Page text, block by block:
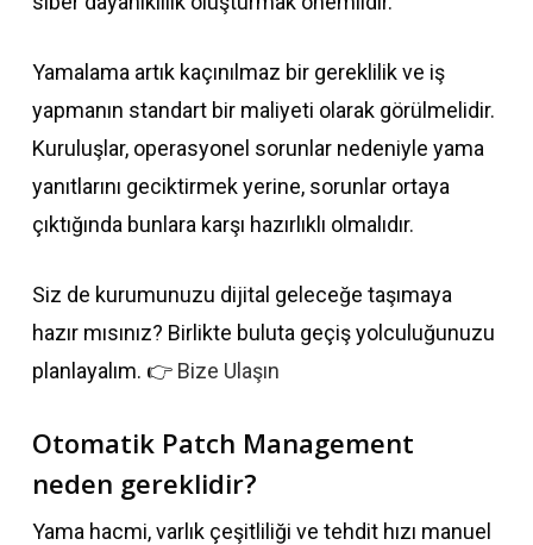
Yamalama artık kaçınılmaz bir gereklilik ve iş
yapmanın standart bir maliyeti olarak görülmelidir.
Kuruluşlar, operasyonel sorunlar nedeniyle yama
yanıtlarını geciktirmek yerine, sorunlar ortaya
çıktığında bunlara karşı hazırlıklı olmalıdır.
Siz de kurumunuzu dijital geleceğe taşımaya
hazır mısınız? Birlikte buluta geçiş yolculuğunuzu
planlayalım. 👉 Bize Ulaşın
Otomatik Patch Management
neden gereklidir?
Yama hacmi, varlık çeşitliliği ve tehdit hızı manuel